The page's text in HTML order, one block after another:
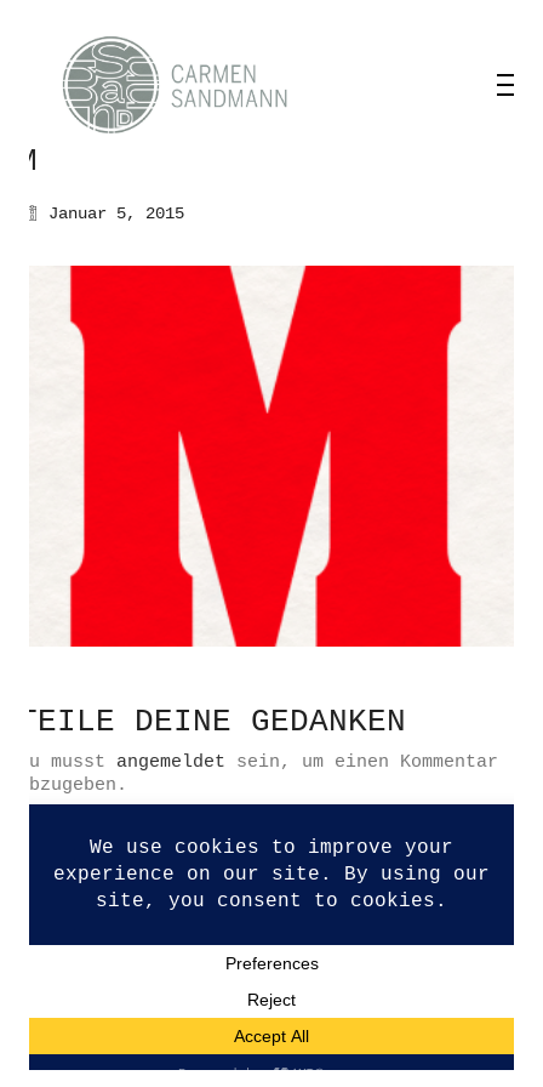
M
Januar 5, 2015
TEILE DEINE GEDANKEN
Du musst angemeldet sein, um einen Kommentar
abzugeben.
Impressum
Kontakt
© Copyright 2026. All Rights Reserved.